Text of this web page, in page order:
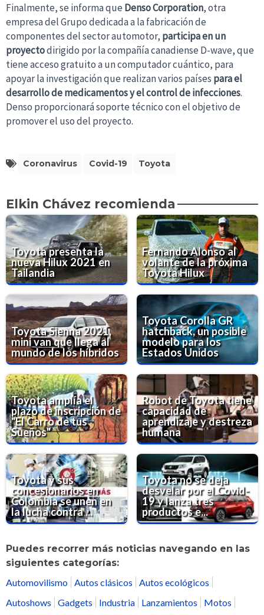
Finalmente, se informa que Denso Corporation, otra
empresa del Grupo dedicada a la fabricación de
componentes del sector automotor, participa en un
proyectodirigido por la compañía canadiense D-wave, que
tiene acceso gratuito a un computador cuántico, para
apoyar la investigación que realizan varios países para el
desarrollo de medicamentos y el control de infecciones.
Denso proporcionará soporte técnico con el objetivo de
promover el uso del proyecto.
Coronavirus Covid-19 Toyota
Elkin Chávez recomienda
Toyota presenta la
nueva Hilux 2021 en
Tailandia
Fernando Alonso al
volante de la próxima
Toyota Hilux
Toyota Sienna 2021,
mini van que llega al
mundo de los híbridos
Toyota Corolla GR
hatchback, un posible
modelo para los
Estados Unidos
Toyota amplía el
plazo de inscripción de
"El Carro de tus
Sueños"
Robot de Toyota tiene
capacidad de
aprendizaje y destreza
humana
Toyota y sus
concesionarios en
Colombia se unen en
la lucha contra ...
Toyota no se deja
desvelar por el Covid-
19 y lanza tres
productos e...
Puedes recorrer más noticias navegando en las
siguientes categorías:
Automovilismo Autos clásicos
Autos ecológicos
Autoshows
Gadgets Industria Lanzamientos Motos